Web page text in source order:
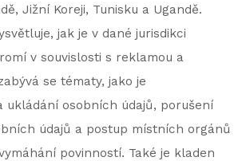
Jižní Koreji, Tunisku a Ugandě.
jak je v dané jurisdikci
v souvislosti s reklamou a
se tématy, jako je
ukládání osobních údajů, porušení
údajů a postup místních orgánů
povinností. Také je kladen